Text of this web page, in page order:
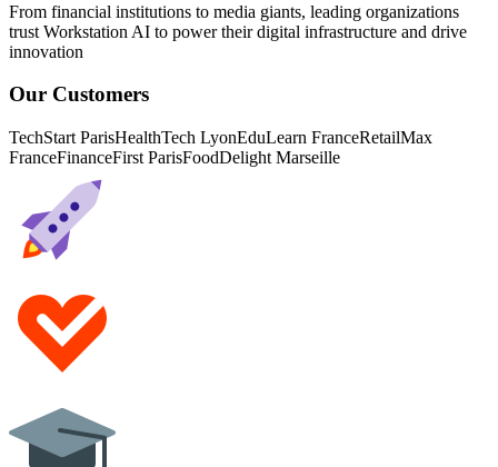
From financial institutions to media giants, leading organizations
trust Workstation AI to power their digital infrastructure and drive
innovation
Our Customers
TechStart ParisHealthTech LyonEduLearn FranceRetailMax
FranceFinanceFirst ParisFoodDelight Marseille